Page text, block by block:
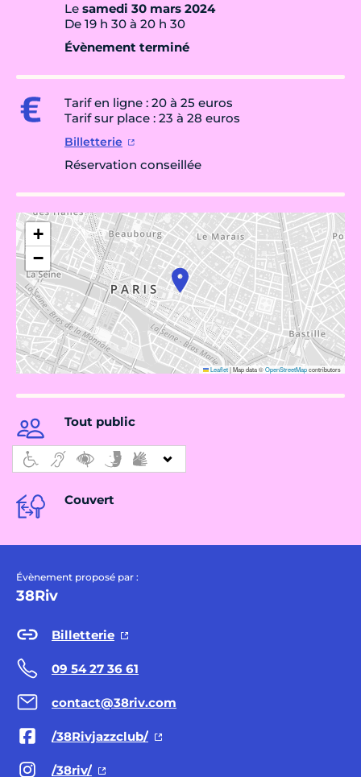
Le samedi 30 mars 2024
De 19 h 30 à 20 h 30
Évènement terminé
Tarif en ligne : 20 à 25 euros
Tarif sur place : 23 à 28 euros
Billetterie
Réservation conseillée
+
−
Leaflet|Map data ©OpenStreetMapcontributors
Tout public
Couvert
Évènement proposé par :
38Riv
Billetterie
09 54 27 36 61
contact@38riv.com
/38Rivjazzclub/
/38riv/